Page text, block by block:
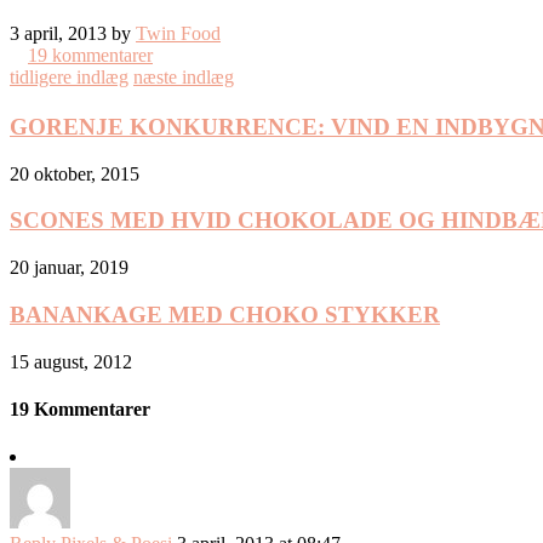
3 april, 2013 by Twin Food
19 kommentarer
tidligere indlæg næste indlæg
GORENJE KONKURRENCE: VIND EN
20 oktober, 2015
SCONES MED HVID CHOKOLADE OG
20 januar, 2019
BANANKAGE MED CHOKO STYKKER
15 august, 2012
19 Kommentarer